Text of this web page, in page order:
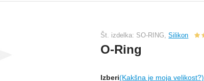
Št. izdelka: SO-RING,Silikon
O-Ring
Izberi(Kakšna je moja velikost?)